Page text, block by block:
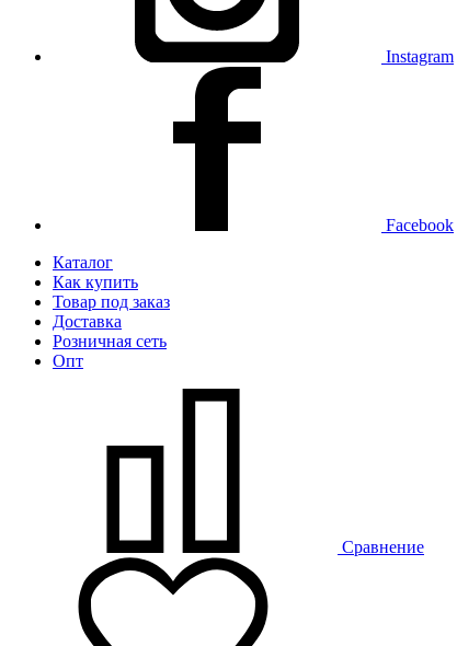
Instagram
Facebook
Каталог
Как купить
Товар под заказ
Доставка
Розничная сеть
Опт
Сравнение